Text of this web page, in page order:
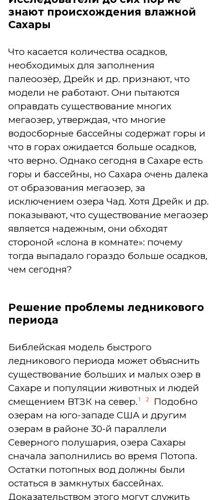
знают происхождения влажной
Сахары
Что касается количества осадков,
необходимых для заполнения
палеоозёр, Дрейк и др. признают, что
модели не работают. Они пытаются
оправдать существование многих
мегаозер, утверждая, что многие
водосборные бассейны содержат горы и
что в горах ожидается больше осадков,
что верно. Однако сегодня в Сахаре есть
горы и бассейны, но Сахара очень далека
от образования мегаозер, за
исключением озера Чад. Хотя Дрейк и др.
показывают, что существование мегаозер
является надежным, они обходят
стороной «слона в комнате»: почему
тогда выпадало гораздо больше осадков,
чем сегодня?
Решение проблемы ледникового
периода
Библейская модель быстрого
ледникового периода может объяснить
существование больших и малых озер в
Сахаре и популяции животных и людей
смещением ВТЗК на север. 1 2
Подобно
озерам на юго-западе США и другим
озерам в районе 30-й параллели
Северного полушария, озера Сахары
сначала заполнились во время Потопа.
Остатки потопных вод должны были
остаться в замкнутых бассейнах.
Доказательством этого могут служить